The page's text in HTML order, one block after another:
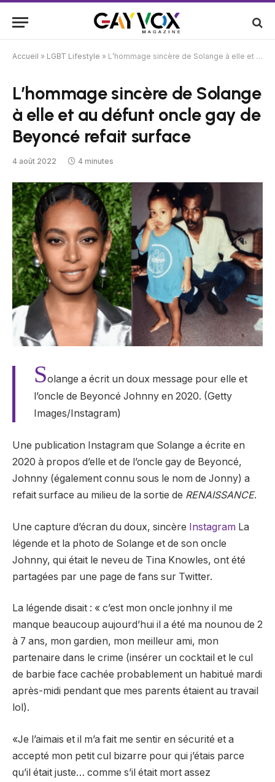
Accueil » LGBT Lifestyle » L’hommage sincère de Solange à elle et au défunt oncle gay de Beyoncé refait surface
L’hommage sincère de Solange
à elle et au défunt oncle gay de
Beyoncé refait surface
4 août 2022 4 minutes
Solange a écrit un doux message pour elle et
l’oncle de Beyoncé Johnny en 2020. (Getty
Images/Instagram)
Une publication Instagram que Solange a écrite en
2020 à propos d’elle et de l’oncle gay de Beyoncé,
Johnny (également connu sous le nom de Jonny) a
refait surface au milieu de la sortie de RENAISSANCE.
Une capture d’écran du doux, sincère Instagram La
légende et la photo de Solange et de son oncle
Johnny, qui était le neveu de Tina Knowles, ont été
partagées par une page de fans sur Twitter.
La légende disait : « c’est mon oncle jonhny il me
manque beaucoup aujourd’hui il a été ma nounou de 2
à 7 ans, mon gardien, mon meilleur ami, mon
partenaire dans le crime (insérer un cocktail et le cul
de barbie face cachée probablement un habitué mardi
après-midi pendant que mes parents étaient au travail
lol).
«Je l’aimais et il m’a fait me sentir en sécurité et a
accepté mon petit cul bizarre pour qui j’étais parce
qu’il était juste… comme s’il était mort assez